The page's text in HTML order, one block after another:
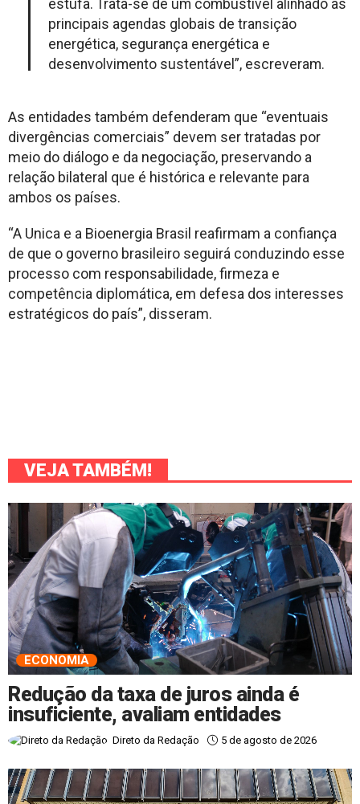
estufa. Trata-se de um combustível alinhado às
principais agendas globais de transição
energética, segurança energética e
desenvolvimento sustentável”, escreveram.
As entidades também defenderam que “eventuais
divergências comerciais” devem ser tratadas por
meio do diálogo e da negociação, preservando a
relação bilateral que é histórica e relevante para
ambos os países.
“A Unica e a Bioenergia Brasil reafirmam a confiança
de que o governo brasileiro seguirá conduzindo esse
processo com responsabilidade, firmeza e
competência diplomática, em defesa dos interesses
estratégicos do país”, disseram.
VEJA TAMBÉM!
ECONOMIA
Redução da taxa de juros ainda é
insuficiente, avaliam entidades
Direto da Redação 5 de agosto de 2026